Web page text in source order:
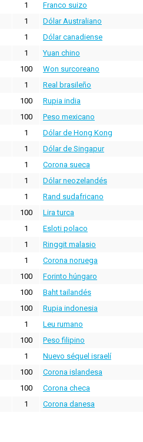
1 Franco suizo
1 Dólar Australiano
1 Dólar canadiense
1 Yuan chino
100 Won surcoreano
1 Real brasileño
100 Rupia india
100 Peso mexicano
1 Dólar de Hong Kong
1 Dólar de Singapur
1 Corona sueca
1 Dólar neozelandés
1 Rand sudafricano
100 Lira turca
1 Esloti polaco
1 Ringgit malasio
1 Corona noruega
100 Forinto húngaro
100 Baht tailandés
100 Rupia indonesia
1 Leu rumano
100 Peso filipino
1 Nuevo séquel israelí
100 Corona islandesa
100 Corona checa
1 Corona danesa